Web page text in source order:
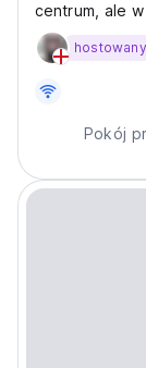
centrum, ale
hostowany
Pokój